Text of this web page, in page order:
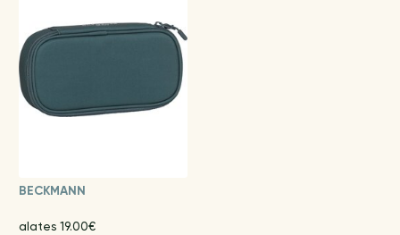
BECKMANN
alates 19.00€